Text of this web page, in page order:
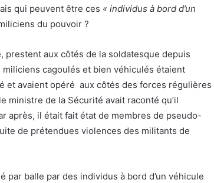
qui peuvent être ces « individus à bord d’un
du pouvoir ?
prestent aux côtés de la soldatesque depuis
cagoulés et bien véhiculés étaient
et avaient opéré aux côtés des forces régulières
ministre de la Sécurité avait raconté qu’il
après, il était fait état de membres de pseudo-
de prétendues violences des militants de
par balle par des individus à bord d’un véhicule